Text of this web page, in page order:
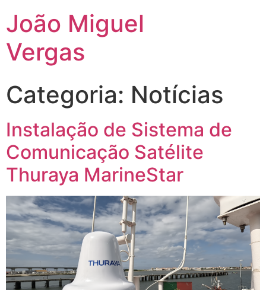
João Miguel
Vergas
Categoria: Notícias
Instalação de Sistema de
Comunicação Satélite
Thuraya MarineStar